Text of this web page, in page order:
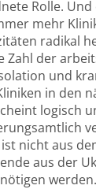
Rolle. Und
mehr
radikal
Zahl der
und
in den
logisch
nicht aus
aus der
werden.